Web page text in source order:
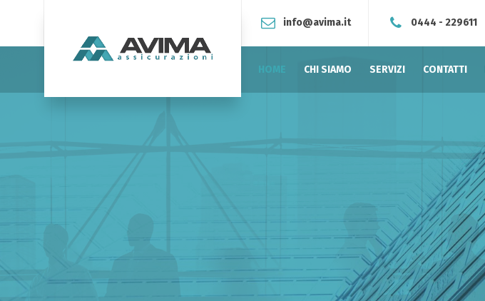
info@avima.it 0444 - 229611
HOME CHI SIAMO SERVIZI CONTATTI
territorio
Vicini al cliente, grazie alle nostre numerosi sedi, rispondiamo con una costante